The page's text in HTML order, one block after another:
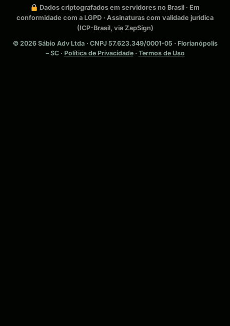
Dados criptografados em servidores no Brasil · Em
conformidade com a LGPD · Assinaturas com validade jurídica
(ICP-Brasil, via ZapSign)
© 2026Sábio Adv Ltda · CNPJ 57.623.349/0001-05 · Florianópolis
– SC · Política de Privacidade· Termos de Uso